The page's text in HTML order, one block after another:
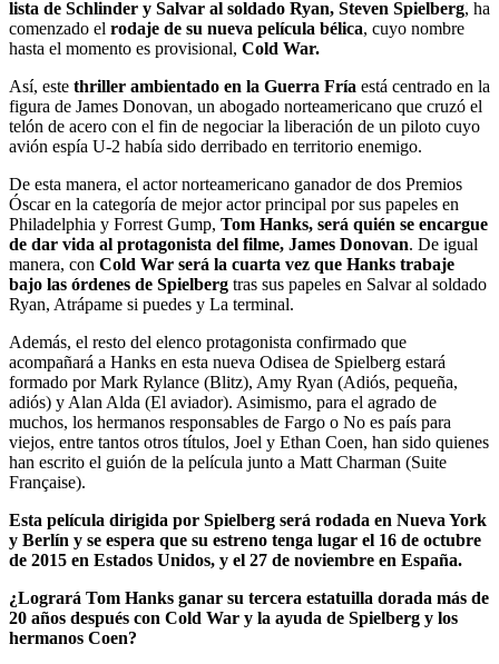
lista de Schlinder y Salvar al soldado Ryan, Steven Spielberg, ha
comenzado el rodaje de su nueva película bélica, cuyo nombre
hasta el momento es provisional, Cold War.
Así, este thriller ambientado en la Guerra Fría está centrado en la
figura de James Donovan, un abogado norteamericano que cruzó el
telón de acero con el fin de negociar la liberación de un piloto cuyo
avión espía U-2 había sido derribado en territorio enemigo.
De esta manera, el actor norteamericano ganador de dos Premios
Óscar en la categoría de mejor actor principal por sus papeles en
Philadelphia y Forrest Gump, Tom Hanks, será quién se encargue
de dar vida al protagonista del filme, James Donovan. De igual
manera, con Cold War será la cuarta vez que Hanks trabaje
bajo las órdenes de Spielberg tras sus papeles en Salvar al soldado
Ryan, Atrápame si puedes y La terminal.
Además, el resto del elenco protagonista confirmado que
acompañará a Hanks en esta nueva Odisea de Spielberg estará
formado por Mark Rylance (Blitz), Amy Ryan (Adiós, pequeña,
adiós) y Alan Alda (El aviador). Asimismo, para el agrado de
muchos, los hermanos responsables de Fargo o No es país para
viejos, entre tantos otros títulos, Joel y Ethan Coen, han sido quienes
han escrito el guión de la película junto a Matt Charman (Suite
Française).
Esta película dirigida por Spielberg será rodada en Nueva York
y Berlín y se espera que su estreno tenga lugar el 16 de octubre
de 2015 en Estados Unidos, y el 27 de noviembre en España.
¿Logrará Tom Hanks ganar su tercera estatuilla dorada más de
20 años después con Cold War y la ayuda de Spielberg y los
hermanos Coen?